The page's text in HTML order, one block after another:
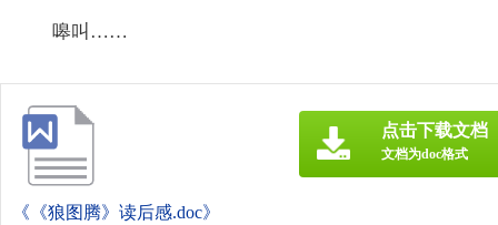
嗥叫……
《《狼图腾》读后感.doc》
点击下载文档
文档为doc格式